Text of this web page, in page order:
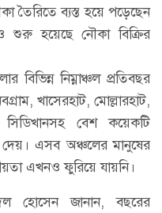
তৈরিতে ব্যস্ত হয়ে পড়েছেন
শুরু হয়েছে নৌকা বিক্রির
নিম্নাঞ্চল প্রতিবছর
খাসেরহাট, মোল্লারহাট,
বেশ কয়েকটি
দেয়। এসব অঞ্চলের মানুষের
এখনও ফুরিয়ে যায়নি।
হোসেন জানান, বছরের